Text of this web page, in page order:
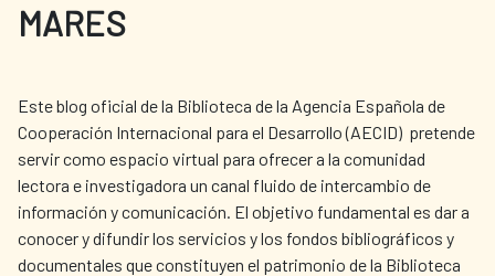
MARES
Este blog oficial de la Biblioteca de la Agencia Española de
Cooperación Internacional para el Desarrollo (AECID) pretende
servir como espacio virtual para ofrecer a la comunidad
lectora e investigadora un canal fluido de intercambio de
información y comunicación. El objetivo fundamental es dar a
conocer y difundir los servicios y los fondos bibliográficos y
documentales que constituyen el patrimonio de la Biblioteca